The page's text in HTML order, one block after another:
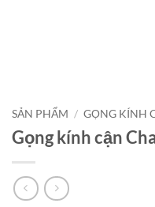
SẢN PHẨM / GỌNG KÍNH
Gọng kính cận